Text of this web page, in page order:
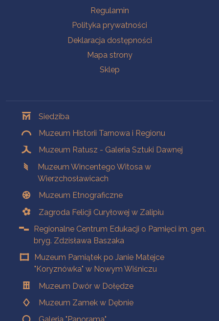
Regulamin
Polityka prywatności
Deklaracja dostępności
Mapa strony
Sklep
Siedziba
Muzeum Historii Tarnowa i Regionu
Muzeum Ratusz - Galeria Sztuki Dawnej
Muzeum Wincentego Witosa w
Wierzchosławicach
Muzeum Etnograficzne
Zagroda Felicji Curyłowej w Zalipiu
Regionalne Centrum Edukacji o Pamięci im. gen.
bryg. Zdzisława Baszaka
Muzeum Pamiątek po Janie Matejce
"Koryznówka" w Nowym Wiśniczu
Muzeum Dwór w Dołędze
Muzeum Zamek w Dębnie